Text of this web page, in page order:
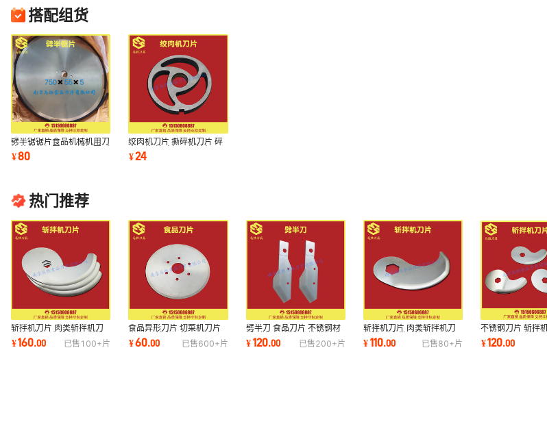
搭配组货
劈半锯锯片食品机械机用刀
片蔬菜分切圆刀不锈钢圆形
刀具厂家直销
¥80
绞肉机刀片 撕碎机刀片 碎
肉刀片 绞碎机刀片精细 现
货厂家直销
¥24
热门推荐
斩拌机刀片 肉类斩拌机刀
切肉机切丁机大弯刀 定做
刀片
¥160.00 已售 100+片
食品异形刀片 切菜机刀片
伞形刀 羊肉切片刀
¥60.00 已售600+片
劈半刀 食品刀片 不锈钢材
质 培根切片机 支持非标定
制
¥120.00 已售200+片
斩拌机刀片 肉类斩拌机刀
斩拌刀 定做刀片
¥110.00 已售80+片
不锈钢刀片 斩拌
肉机刀片 不锈钢
机刀
¥120.00